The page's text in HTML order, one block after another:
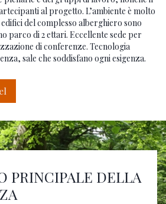
al progetto. L’ambiente è molto
del complesso alberghiero sono
parco di 2 ettari. Eccellente sede per
di conferenze. Tecnologia
sale che soddisfano ogni esigenza.
PRINCIPALE DELLA